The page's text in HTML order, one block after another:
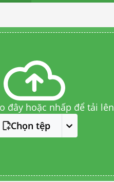
đây hoặc nhấp để tải lên
Chọn tệp